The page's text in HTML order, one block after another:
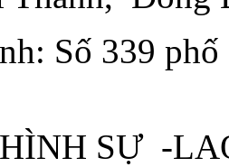
Số 339 phố
SỰ -